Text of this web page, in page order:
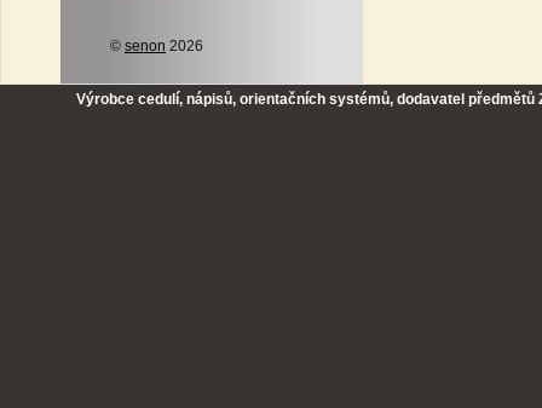
© senon 2026
Výrobce cedulí, nápisů, orientačních systémů, dodavatel předmětů